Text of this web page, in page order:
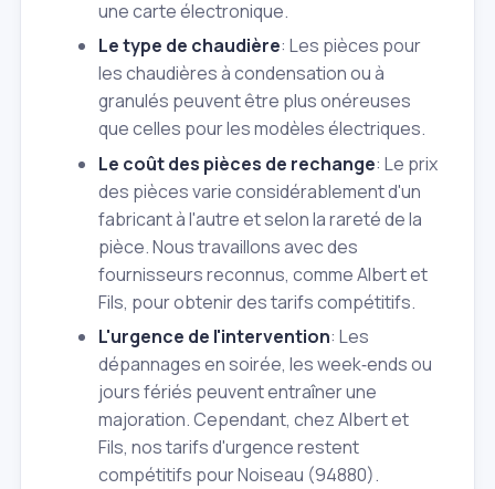
une carte électronique.
Le type de chaudière: Les pièces pour
les chaudières à condensation ou à
granulés peuvent être plus onéreuses
que celles pour les modèles électriques.
Le coût des pièces de rechange: Le prix
des pièces varie considérablement d'un
fabricant à l'autre et selon la rareté de la
pièce. Nous travaillons avec des
fournisseurs reconnus, comme Albert et
Fils, pour obtenir des tarifs compétitifs.
L'urgence de l'intervention: Les
dépannages en soirée, les week‑ends ou
jours fériés peuvent entraîner une
majoration. Cependant, chez Albert et
Fils, nos tarifs d'urgence restent
compétitifs pour Noiseau (94880).